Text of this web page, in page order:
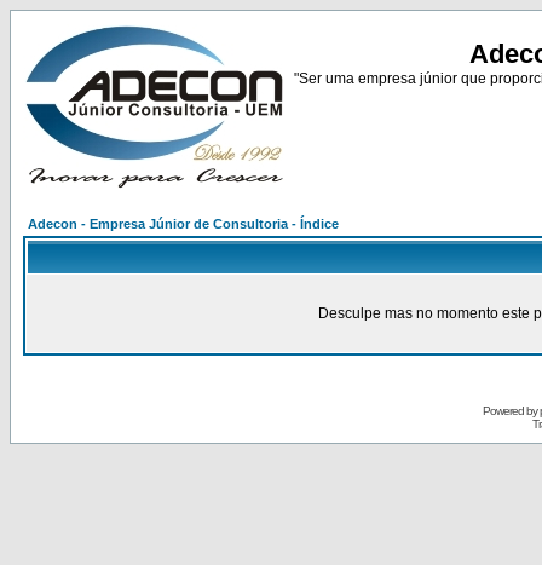
"Ser uma empresa júnior que
Adecon - Empresa Júnior de Consultoria - Índice
Desculpe mas no momento este
Powered by